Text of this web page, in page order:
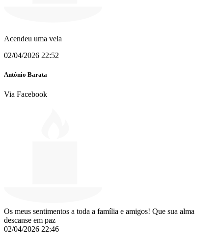
Acendeu uma vela
02/04/2026 22:52
António Barata
Via Facebook
Os meus sentimentos a toda a família e amigos! Que sua alma
descanse em paz
02/04/2026 22:46